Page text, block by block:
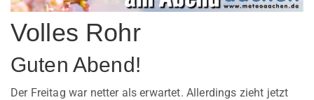
Volles Rohr
Guten Abend!
Der Freitag war netter als erwartet. Allerdings zieht jetzt